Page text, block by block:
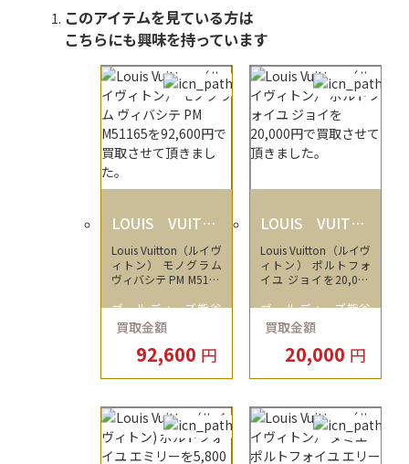
このアイテムを見ている方は
こちらにも興味を持っています
LOUIS VUITTO
NLouis Vuitton（ルイヴ
ィトン） モノグラム
ヴィバシテ PM M5116
せて頂きました。
ゴールディーズ熊谷
店
買取金額
92,600 円
LOUIS VUITTO
NLouis Vuitton（ルイヴ
ィトン） ポルトフォ
イユ ジョイを20,000
した。
ゴールディーズ熊谷
店
買取金額
20,000 円